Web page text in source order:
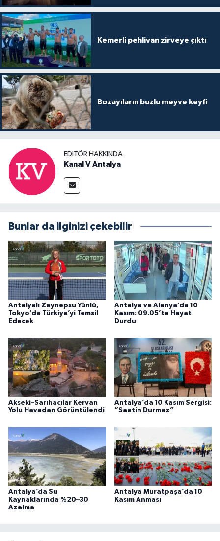
Kemerli pehlivan zirveye çıktı
Bozayıların buzlu meyve keyfi
EDITÖR HAKKINDA
Kanal V Antalya
Bunlar da ilginizi çekebilir
Antalyalı Zeynepsu Yünlü,
Tokyo’da Türkiye’yi Temsil
Edecek
Antalya ve Alanya’da 10
Kasım: 09.05’te Hayat
Durdu
Akseki–Sarıhacılar Kervan
Yolu Havadan Görüntülendi
Antalya’da 10 Kasım Sergisi:
“Saatin Durmaz”
Antalya’da Su
Kaynaklarında %20–30
Azalma
Antalya Muratpaşa’da 10
Kasım Anması